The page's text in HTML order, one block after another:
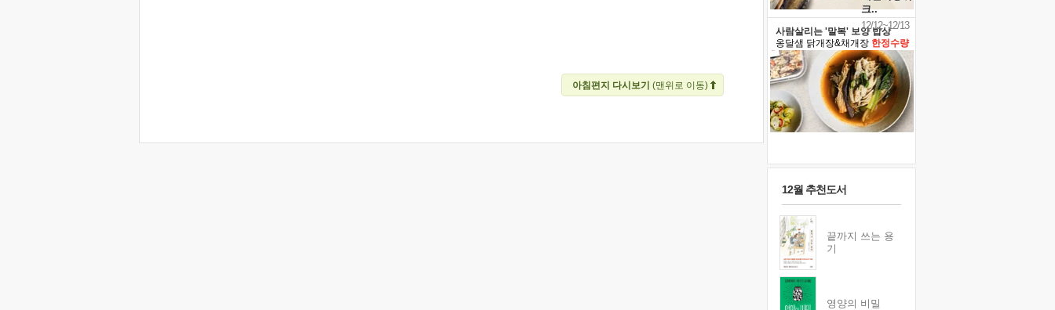
아침편지 다시보기 (맨위로 이동)
크..
12/12~12/13
사람살리는 '말복' 보양 밥상
옹달샘 닭개장&채개장 한정수량
12월 추천도서
끝까지 쓰는 용
기
영양의 비밀